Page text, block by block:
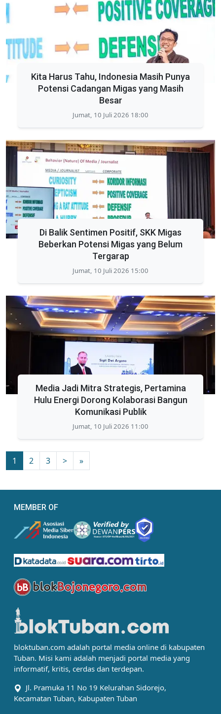
Kita Harus Tahu, Indonesia Masih Punya
Potensi Cadangan Migas yang Masih
Besar
Jumat, 10 Juli 2026 18:00
Di Balik Sentimen Positif, SKK Migas
Beberkan Potensi Migas yang Belum
Tergarap
Jumat, 10 Juli 2026 15:00
Media Jadi Mitra Strategis, Pertamina
Hulu Energi Dorong Kolaborasi Bangun
Komunikasi Publik
Jumat, 10 Juli 2026 11:00
1 2 3 > »
MEMBER OF
bloktuban.com adalah portal media online di kabupaten
Tuban. Misi kami adalah menjadi portal media yang
informatif, kritis, cerdas dan terdepan.
Jl. Pramuka 11 No 19 Kelurahan Sidorejo,
Kecamatan Tuban, Kabupaten Tuban